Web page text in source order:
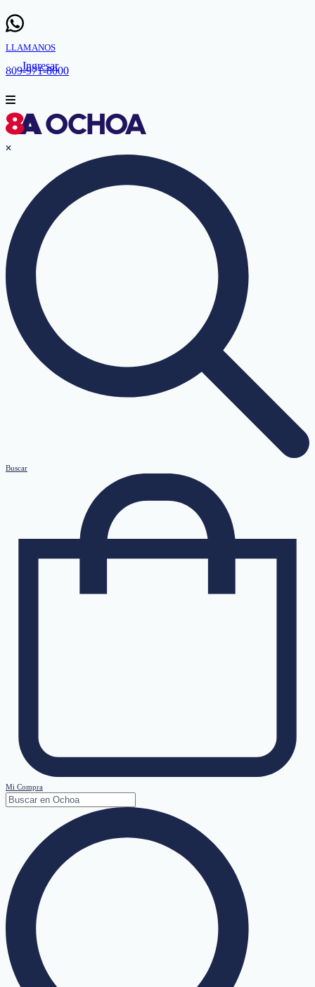
LLAMANOS
809-971-8000
Ingresar
Buscar
Mi Compra